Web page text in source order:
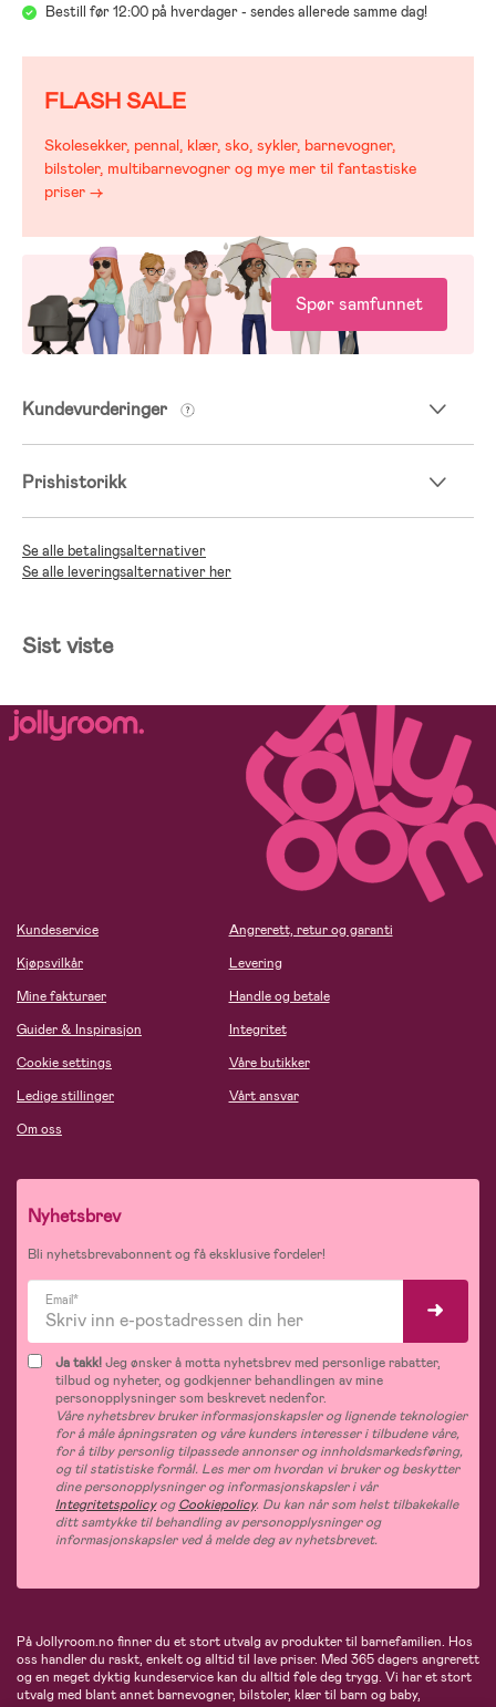
Bestill før 12:00 på hverdager - sendes allerede samme dag!
FLASH SALE
Skolesekker, pennal, klær, sko, sykler, barnevogner,
bilstoler, multibarnevogner og mye mer til fantastiske
priser →
Spør samfunnet
Kundevurderinger
Prishistorikk
Se alle betalingsalternativer
Se alle leveringsalternativer her
Sist viste
Kundeservice
Kjøpsvilkår
Mine fakturaer
Guider & Inspirasjon
Cookie settings
Ledige stillinger
Om oss
Angrerett, retur og garanti
Levering
Handle og betale
Integritet
Våre butikker
Vårt ansvar
Nyhetsbrev
Bli nyhetsbrevabonnent og få eksklusive fordeler!
Email*
Ja takk!Jeg ønsker å motta nyhetsbrev med personlige rabatter,
tilbud og nyheter, og godkjenner behandlingen av mine
personopplysninger som beskrevet nedenfor.
Våre nyhetsbrev bruker informasjonskapsler og lignende teknologier
for å måle åpningsraten og våre kunders interesser i tilbudene våre,
for å tilby personlig tilpassede annonser og innholdsmarkedsføring,
og til statistiske formål. Les mer om hvordan vi bruker og beskytter
dine personopplysninger og informasjonskapsler i vår
IntegritetspolicyogCookiepolicy. Du kan når som helst tilbakekalle
ditt samtykke til behandling av personopplysninger og
informasjonskapsler ved å melde deg av nyhetsbrevet.
På Jollyroom.no finner du et stort utvalg av produkter til barnefamilien. Hos
oss handler du raskt, enkelt og alltid til lave priser. Med 365 dagers angrerett
og en meget dyktig kundeservice kan du alltid føle deg trygg. Vi har et stort
utvalg med blant annet barnevogner, bilstoler, klær til barn og baby,